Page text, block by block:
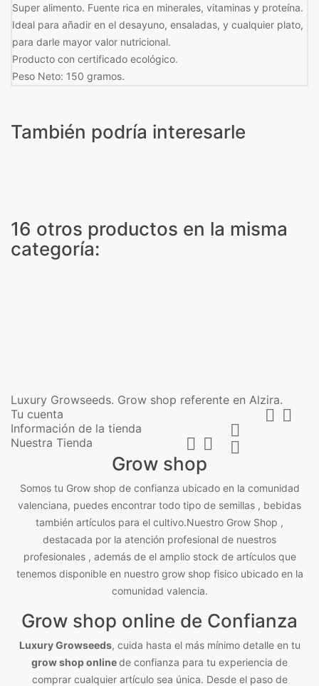
Super alimento. Fuente rica en minerales, vitaminas y proteína.
Ideal para añadir en el desayuno, ensaladas, y cualquier plato,
para darle mayor valor nutricional.
Producto con certificado ecológico.
Peso Neto: 150 gramos.
También podría interesarle
16 otros productos en la misma
categoría:
Luxury Growseeds. Grow shop referente en Alzira.
Tu cuenta
 
Información de la tienda


Nuestra Tienda  
Grow shop
Somos tu Grow shop de confianza ubicado en la comunidad
valenciana, puedes encontrar todo tipo de semillas , bebidas
también artículos para el cultivo.Nuestro Grow Shop ,
destacada por la atención profesional de nuestros
profesionales , además de el amplio stock de artículos que
tenemos disponible en nuestro grow shop fisico ubicado en la
comunidad valencia.
Grow shop online de Confianza
Luxury Growseeds, cuida hasta el más mínimo detalle en tu
grow shop onlinede confianza para tu experiencia de
comprar cualquier artículo sea única. Desde el paso de